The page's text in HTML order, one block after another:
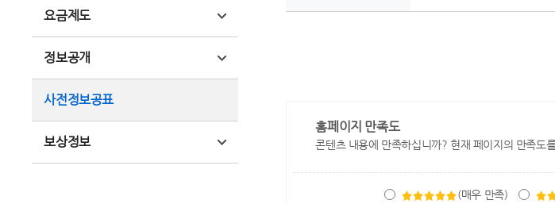
요금제도
정보공개
사전정보공표
보상정보
홈페이지 만족도
콘텐츠 내용에 만족하십니까? 현재 페이지의 만족도
(매우 만족)